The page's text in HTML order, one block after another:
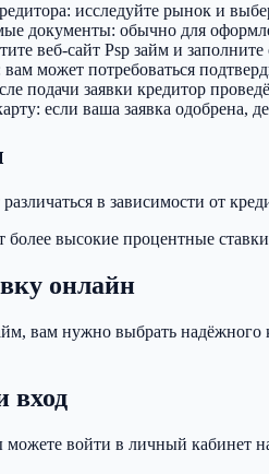
исследуйте рынок и
документы: обычно для
веб-сайт Psp займ и
может потребоваться
подачи заявки кредитор
если ваша заявка одобрена,
в зависимости от
высокие процентные
онлайн
вам нужно выбрать надёжного
вход
войти в личный кабинет